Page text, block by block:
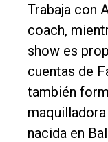
Trabaja con
coach,
show es
cuentas de
también
nacida en